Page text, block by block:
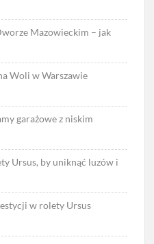
Mazowieckim – jak
Woli w Warszawie
garażowe z niskim
Ursus, by uniknąć luzów i
w rolety Ursus